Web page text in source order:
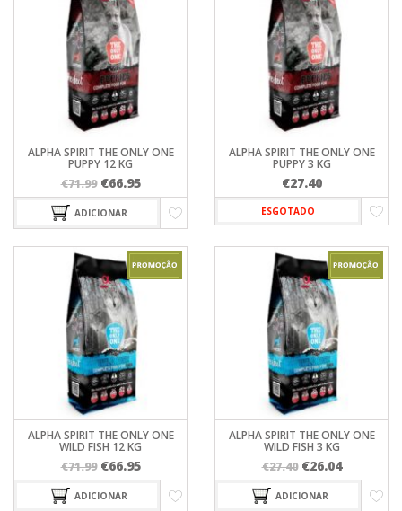
ALPHA SPIRIT THE ONLY ONE
PUPPY 12 KG
€71.99 O
preço
original
€71.99.
€66.95O
preço
atual
€66.95.
ADICIONAR
ALPHA SPIRIT THE ONLY ONE
PUPPY 3 KG
€27.40
ESGOTADO
ALPHA SPIRIT THE ONLY ONE
WILD FISH 12 KG
€71.99 O
preço
original
€66.95O
preço
atual
ADICIONAR
ALPHA SPIRIT THE ONLY ONE
WILD FISH 3 KG
€27.40 O
preço
original
€26.04O
preço
atual
ADICIONAR